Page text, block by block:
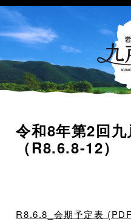
令和8年第2回
（R8.6.8-12）
R8.6.8_会期予定表